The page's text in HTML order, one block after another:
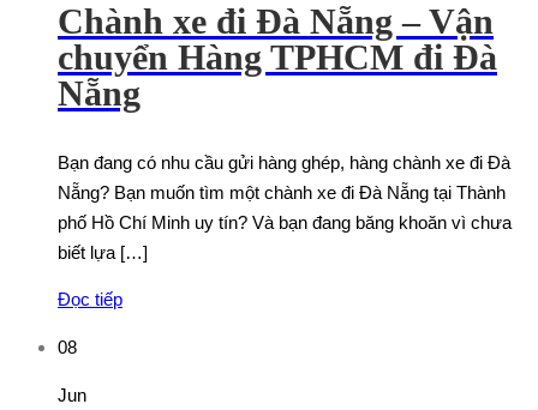
Chành xe đi Đà Nẵng – Vận
chuyển Hàng TPHCM đi Đà
Nẵng
Bạn đang có nhu cầu gửi hàng ghép, hàng chành xe đi Đà
Nẵng? Bạn muốn tìm một chành xe đi Đà Nẵng tại Thành
phố Hồ Chí Minh uy tín? Và bạn đang băng khoăn vì chưa
biết lựa […]
Đọc tiếp
08
Jun